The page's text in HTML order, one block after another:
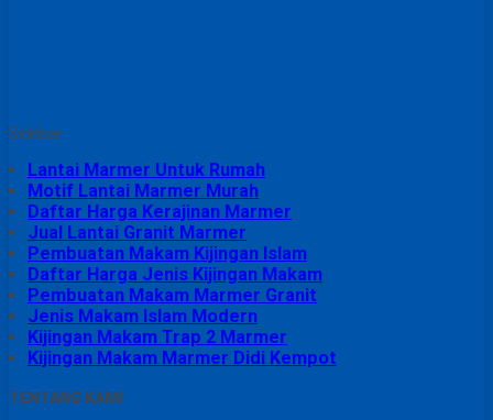
Sidebar
Lantai Marmer Untuk Rumah
Motif Lantai Marmer Murah
Daftar Harga Kerajinan Marmer
Jual Lantai Granit Marmer
Pembuatan Makam Kijingan Islam
Daftar Harga Jenis Kijingan Makam
Pembuatan Makam Marmer Granit
Jenis Makam Islam Modern
Kijingan Makam Trap 2 Marmer
Kijingan Makam Marmer Didi Kempot
TENTANG KAMI